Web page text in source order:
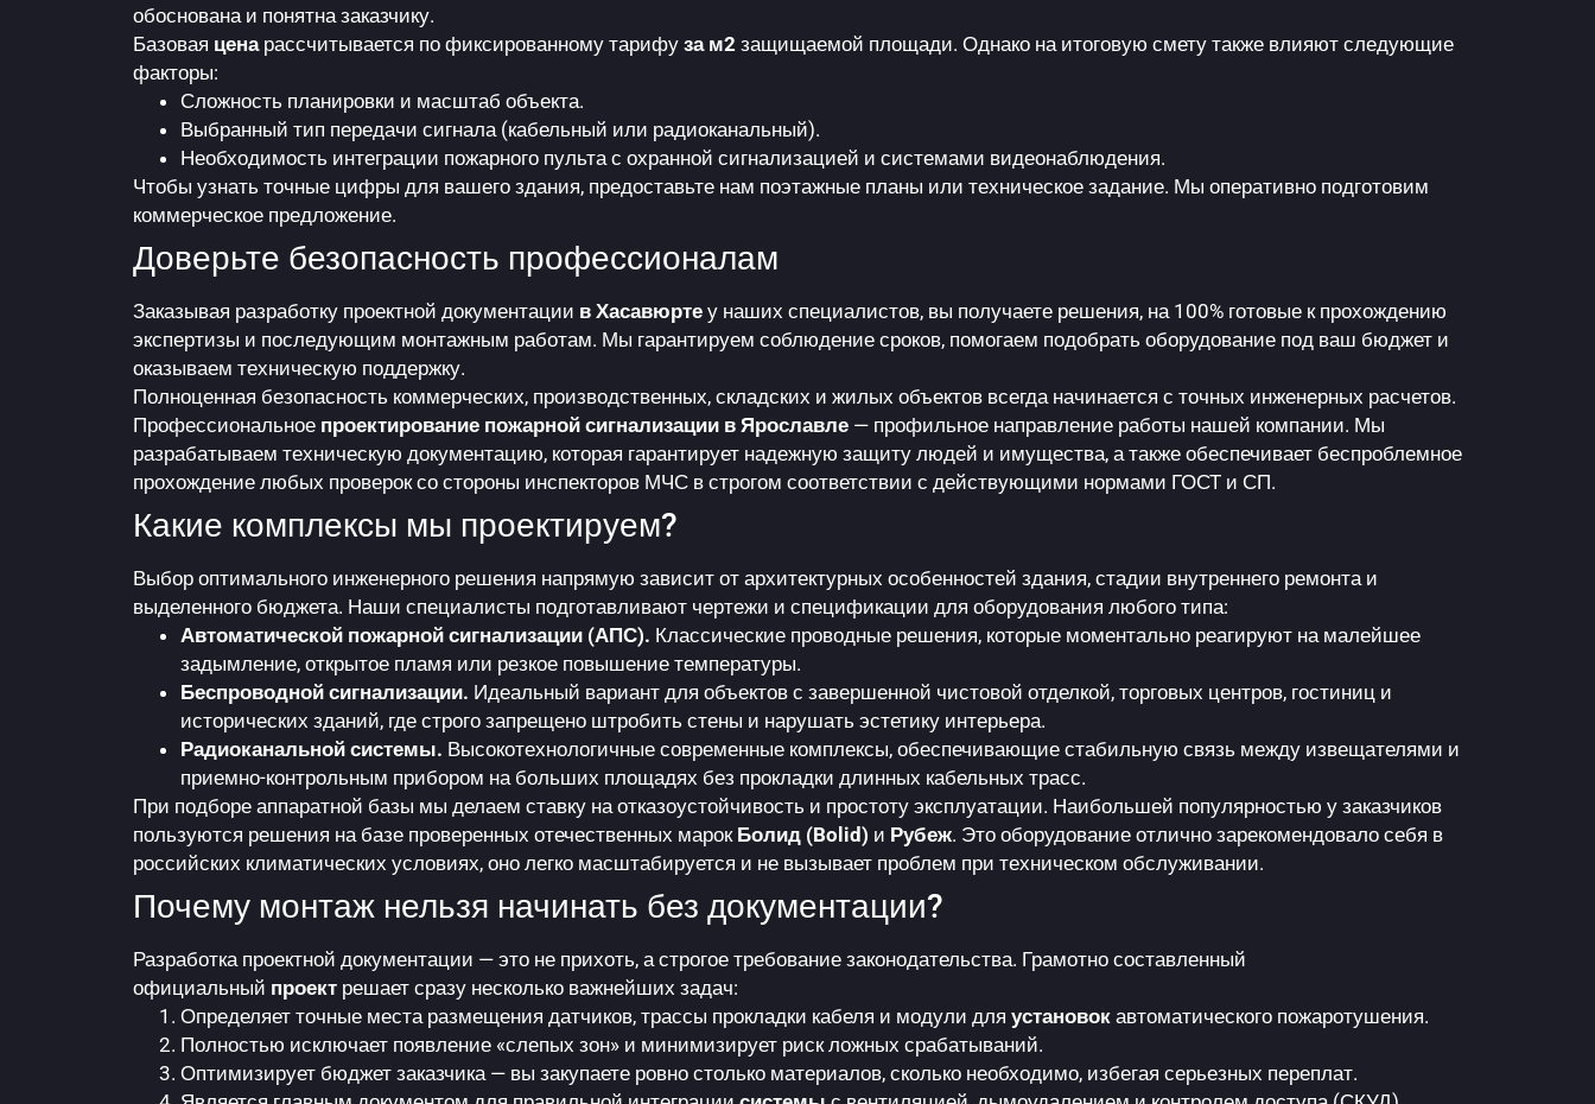
обоснована и понятна заказчику.
Базовая ценарассчитывается по фиксированному тарифу за м2 защищаемой площади. Однако на итоговую смету также влияют следующие
факторы:
Сложность планировки и масштаб объекта.
Выбранный тип передачи сигнала (кабельный или радиоканальный).
Необходимость интеграции пожарного пульта с охранной сигнализацией и системами видеонаблюдения.
Чтобы узнать точные цифры для вашего здания, предоставьте нам поэтажные планы или техническое задание. Мы оперативно подготовим
коммерческое предложение.
Доверьте безопасность профессионалам
Заказывая разработку проектной документации в Хасавюрте у наших специалистов, вы получаете решения, на 100% готовые к прохождению
экспертизы и последующим монтажным работам. Мы гарантируем соблюдение сроков, помогаем подобрать оборудование под ваш бюджет и
оказываем техническую поддержку.
Полноценная безопасность коммерческих, производственных, складских и жилых объектов всегда начинается с точных инженерных расчетов.
Профессиональное проектирование пожарной сигнализации в Ярославле — профильное направление работы нашей компании. Мы
разрабатываем техническую документацию, которая гарантирует надежную защиту людей и имущества, а также обеспечивает беспроблемное
прохождение любых проверок со стороны инспекторов МЧС в строгом соответствии с действующими нормами ГОСТ и СП.
Какие комплексы мы проектируем?
Выбор оптимального инженерного решения напрямую зависит от архитектурных особенностей здания, стадии внутреннего ремонта и
выделенного бюджета. Наши специалисты подготавливают чертежи и спецификации для оборудования любого типа:
Автоматической пожарной сигнализации (АПС). Классические проводные решения, которые моментально реагируют на малейшее
задымление, открытое пламя или резкое повышение температуры.
Беспроводной сигнализации. Идеальный вариант для объектов с завершенной чистовой отделкой, торговых центров, гостиниц и
исторических зданий, где строго запрещено штробить стены и нарушать эстетику интерьера.
Радиоканальной системы. Высокотехнологичные современные комплексы, обеспечивающие стабильную связь между извещателями и
приемно-контрольным прибором на больших площадях без прокладки длинных кабельных трасс.
При подборе аппаратной базы мы делаем ставку на отказоустойчивость и простоту эксплуатации. Наибольшей популярностью у заказчиков
пользуются решения на базе проверенных отечественных марок Болид (Bolid) и Рубеж. Это оборудование отлично зарекомендовало себя в
российских климатических условиях, оно легко масштабируется и не вызывает проблем при техническом обслуживании.
Почему монтаж нельзя начинать без документации?
Разработка проектной документации — это не прихоть, а строгое требование законодательства. Грамотно составленный
официальный проект решает сразу несколько важнейших задач:
Определяет точные места размещения датчиков, трассы прокладки кабеля и модули для установок автоматического пожаротушения.
Полностью исключает появление «слепых зон» и минимизирует риск ложных срабатываний.
Оптимизирует бюджет заказчика — вы закупаете ровно столько материалов, сколько необходимо, избегая серьезных переплат.